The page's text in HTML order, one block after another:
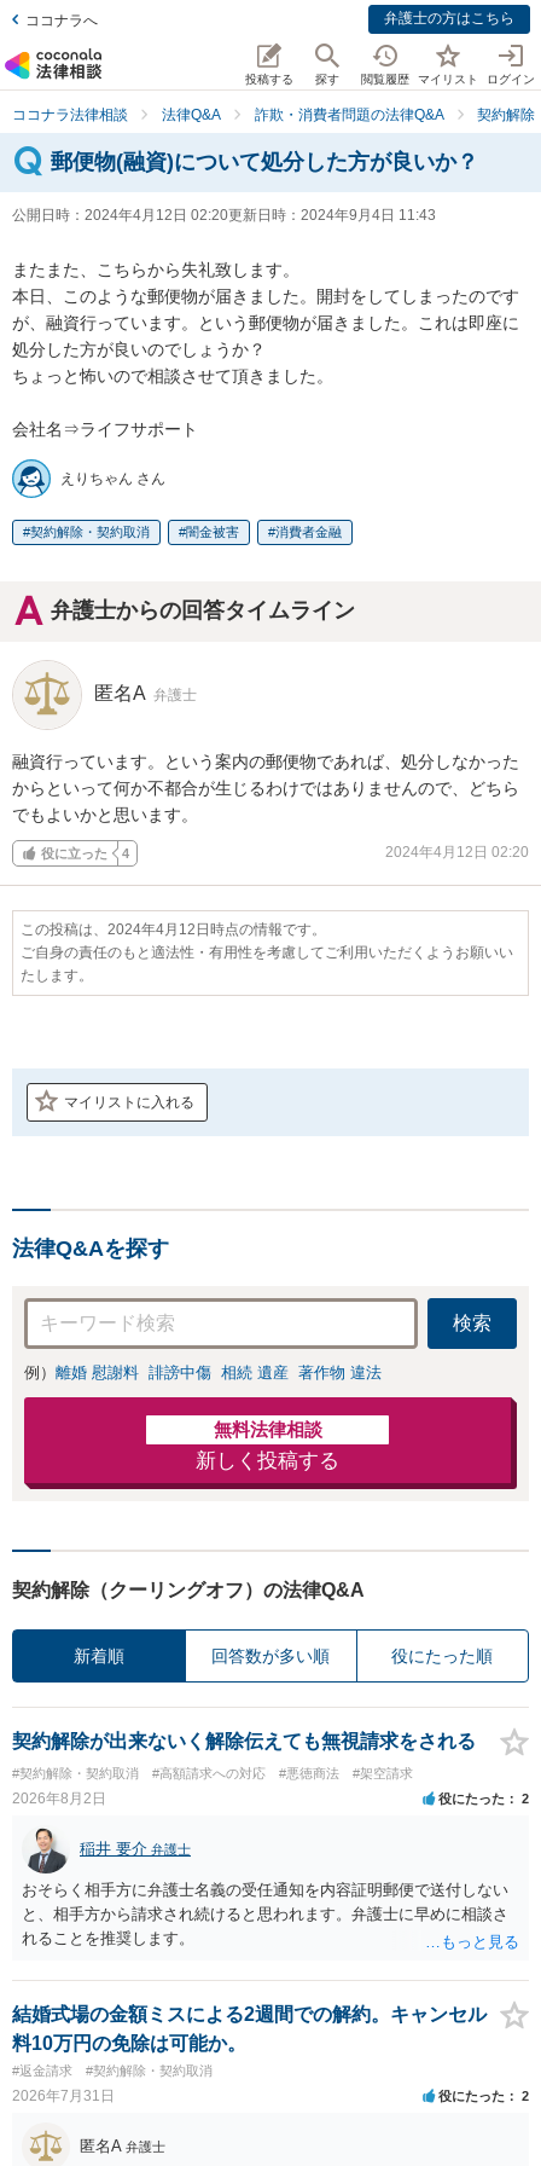
ココナラへ 弁護士の方はこちら
投稿する 探す 閲覧履歴 マイリスト ログイン
ココナラ法律相談 法律Q&A 詐欺・消費者問題の法律Q&A 契約解除
郵便物(融資)について処分した方が良いか？
公開日時： 2024年4月12日 02:20更新日時： 2024年9月4日 11:43
またまた、こちらから失礼致します。
本日、このような郵便物が届きました。開封をしてしまったのです
が、融資行っています。という郵便物が届きました。これは即座に
処分した方が良いのでしょうか？
ちょっと怖いので相談させて頂きました。
会社名⇒ライフサポート
えりちゃん さん
契約解除・契約取消 闇金被害 消費者金融
弁護士からの回答タイムライン
匿名A 弁護士
融資行っています。という案内の郵便物であれば、処分しなかった
からといって何か不都合が生じるわけではありませんので、どちら
でもよいかと思います。
役に立った 4 2024年4月12日 02:20
この投稿は、2024年4月12日時点の情報です。
ご自身の責任のもと適法性・有用性を考慮してご利用いただくようお願いい
たします。
マイリストに入れる
法律Q&Aを探す
検索
例） 離婚 慰謝料 誹謗中傷 相続 遺産 著作物 違法
無料法律相談
新しく投稿する
契約解除（クーリングオフ）の法律Q&A
新着順 回答数が多い順 役にたった順
契約解除が出来ないく解除伝えても無視請求をされる
#契約解除・契約取消 #高額請求への対応 #悪徳商法 #架空請求
2026年8月2日 役にたった 2
稲井 要介 弁護士
おそらく相手方に弁護士名義の受任通知を内容証明郵便で送付しない
と、相手方から請求され続けると思われます。弁護士に早めに相談さ
れることを推奨します。
結婚式場の金額ミスによる2週間での解約。キャンセル
料10万円の免除は可能か。
#返金請求 #契約解除・契約取消
2026年7月31日 役にたった 2
匿名A 弁護士